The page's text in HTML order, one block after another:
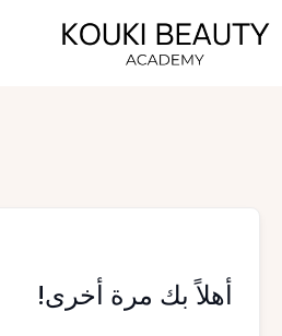
أهلاً بك مرة أخرى!